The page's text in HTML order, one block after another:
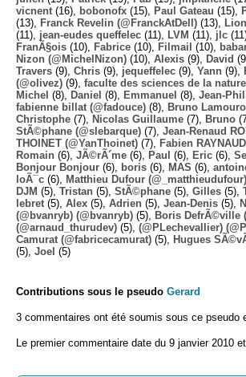
vicnent (16), bobonofx (15), Paul Gateau (15),
(13),
Franck Revelin (@FranckAtDell) (13),
(11), jean-eudes queffelec (11), LVM (11), jlc
FranÃ§ois (10), Fabrice (10), Filmail (10),
Nizon (@MichelNizon) (10), Alexis (9), David
Travers (9), Chris (9), jequeffelec (9), Yann (9),
(@olivez) (9), faculte des sciences de la
Michel (8), Daniel (8), Emmanuel (8), Jean-
fabienne billat (@fadouce) (8), Bruno
Christophe (7), Nicolas Guillaume (7), Bruno
StÃ©phane (@slebarque) (7), Jean-Renaud
THOINET (@YanThoinet) (7), Fabien
Romain (6), JÃ©rÃ´me (6), Paul (6), Eric (6),
Bonjour Bonjour (6), boris (6), MAS (6),
loÃ¯c (6), Matthieu Dufour (@_matthieudufour)
DJM (5), Tristan (5), StÃ©phane (5), Gilles (5),
lebret (5), Alex (5), Adrien (5), Jean-Denis (5),
(@bvanryb) (@bvanryb) (5), Boris DefrÃ©ville
(@arnaud_thurudev) (5), (@PLechevallier)
Camurat (@fabricecamurat) (5), Hugues
(5), Joel (5)
Contributions sous le pseudo Gerard
3 commentaires ont été soumis sous ce pseudo
Le premier commentaire date du 9 janvier 2010